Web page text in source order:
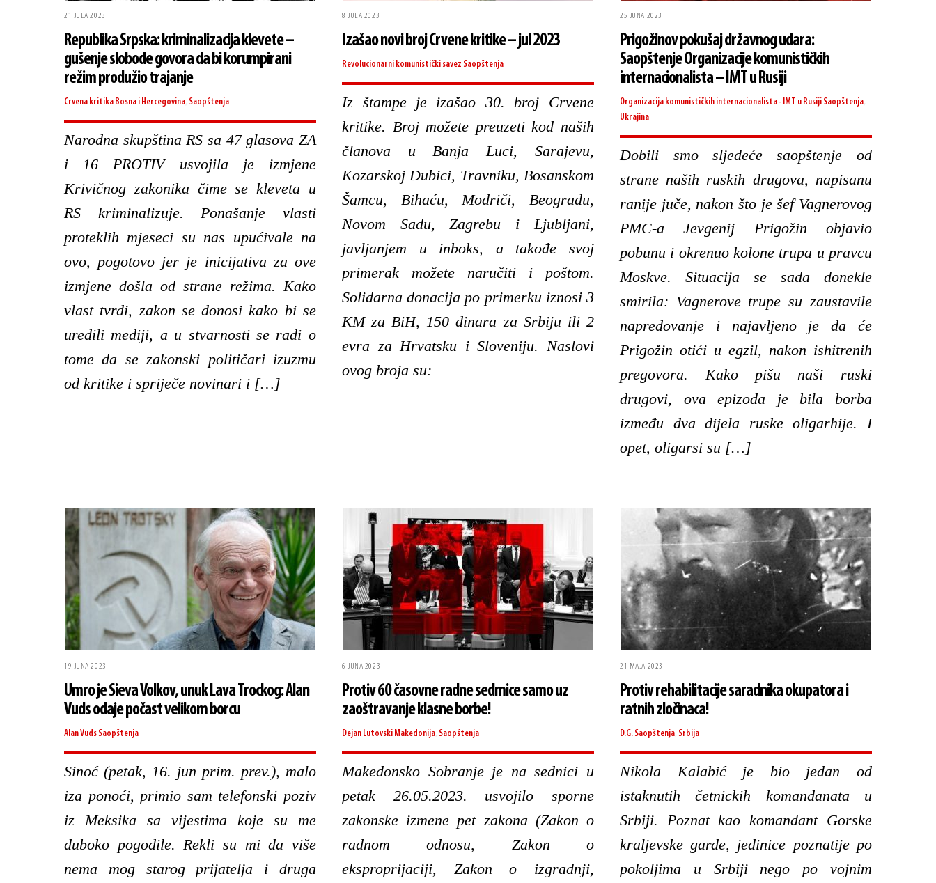
21 JULA 2023
Republika Srpska: kriminalizacija klevete –
gušenje slobode govora da bi korumpirani
režim produžio trajanje
Crvena kritika Bosna i Hercegovina Saopštenja
Narodna skupština RS sa 47 glasova ZA
i 16 PROTIV usvojila je izmjene
Krivičnog zakonika čime se kleveta u
RS kriminalizuje. Ponašanje vlasti
proteklih mjeseci su nas upućivale na
ovo, pogotovo jer je inicijativa za ove
izmjene došla od strane režima. Kako
vlast tvrdi, zakon se donosi kako bi se
uredili mediji, a u stvarnosti se radi o
tome da se zakonski političari izuzmu
od kritike i spriječe novinari i […]
8 JULA 2023
Izašao novi broj Crvene kritike – jul 2023
Revolucionarni komunistički savez Saopštenja
Iz štampe je izašao 30. broj Crvene
kritike. Broj možete preuzeti kod naših
članova u Banja Luci, Sarajevu,
Kozarskoj Dubici, Travniku, Bosanskom
Šamcu, Bihaću, Modriči, Beogradu,
Novom Sadu, Zagrebu i Ljubljani,
javljanjem u inboks, a takođe svoj
primerak možete naručiti i poštom.
Solidarna donacija po primerku iznosi 3
KM za BiH, 150 dinara za Srbiju ili 2
evra za Hrvatsku i Sloveniju. Naslovi
ovog broja su:
25 JUNA 2023
Prigožinov pokušaj državnog udara:
Saopštenje Organizacije komunističkih
internacionalista – IMT u Rusiji
Organizacija komunističkih internacionalista - IMT u Rusiji Saopštenja
Ukrajina
Dobili smo sljedeće saopštenje od
strane naših ruskih drugova, napisanu
ranije juče, nakon što je šef Vagnerovog
PMC-a Jevgenij Prigožin objavio
pobunu i okrenuo kolone trupa u pravcu
Moskve. Situacija se sada donekle
smirila: Vagnerove trupe su zaustavile
napredovanje i najavljeno je da će
Prigožin otići u egzil, nakon ishitrenih
pregovora. Kako pišu naši ruski
drugovi, ova epizoda je bila borba
između dva dijela ruske oligarhije. I
opet, oligarsi su […]
19 JUNA 2023
Umro je Sieva Volkov, unuk Lava Trockog: Alan
Vuds odaje počast velikom borcu
Alan Vuds Saopštenja
Sinoć (petak, 16. jun prim. prev.), malo
iza ponoći, primio sam telefonski poziv
iz Meksika sa vijestima koje su me
duboko pogodile. Rekli su mi da više
nema mog starog prijatelja i druga
6 JUNA 2023
Protiv 60 časovne radne sedmice samo uz
zaoštravanje klasne borbe!
Dejan Lutovski Makedonija Saopštenja
Makedonsko Sobranje je na sednici u
petak 26.05.2023. usvojilo sporne
zakonske izmene pet zakona (Zakon o
radnom odnosu, Zakon o
eksproprijaciji, Zakon o izgradnji,
21 MAJA 2023
Protiv rehabilitacije saradnika okupatora i
ratnih zločinaca!
D.G. Saopštenja Srbija
Nikola Kalabić je bio jedan od
istaknutih četnickih komandanata u
Srbiji. Poznat kao komandant Gorske
kraljevske garde, jedinice poznatije po
pokoljima u Srbiji nego po vojnim